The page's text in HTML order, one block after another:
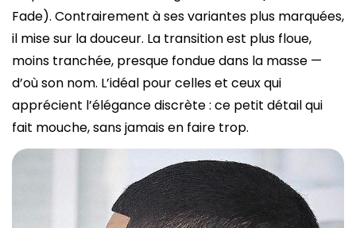
Fade). Contrairement à ses variantes plus marquées,
il mise sur la douceur. La transition est plus floue,
moins tranchée, presque fondue dans la masse —
d’où son nom. L’idéal pour celles et ceux qui
apprécient l’élégance discrète : ce petit détail qui
fait mouche, sans jamais en faire trop.